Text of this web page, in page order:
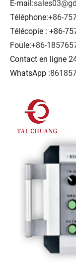
E-mail:
Téléphone:+86-
Télécopie : +86-
Foule:+86-
Contact en ligne
WhatsApp :